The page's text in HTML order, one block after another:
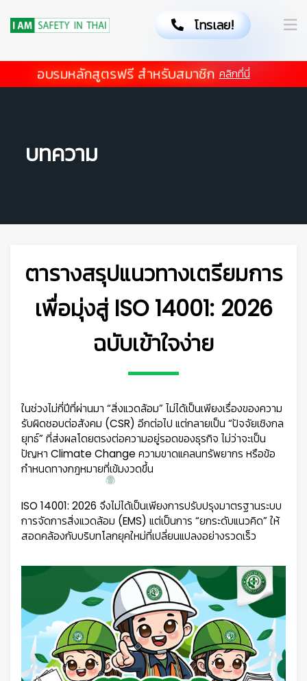
โทรเลย!
อบรมหลักสูตรฟรี สำหรับสมาชิก คลิกที่นี่
บทความ
ตารางสรุปแนวทางเตรียมการ
เพื่อมุ่งสู่ ISO 14001: 2026
ฉบับเข้าใจง่าย
ในช่วงไม่กี่ปีที่ผ่านมา “สิ่งแวดล้อม” ไม่ได้เป็นเพียงเรื่องของความ
รับผิดชอบต่อสังคม (CSR) อีกต่อไป แต่กลายเป็น “ปัจจัยเชิงกล
ยุทธ์” ที่ส่งผลโดยตรงต่อความอยู่รอดของธุรกิจ ไม่ว่าจะเป็น
ปัญหา Climate Change ความขาดแคลนทรัพยากร หรือข้อ
กำหนดทางกฎหมายที่เข้มงวดขึ้น
ISO 14001: 2026 จึงไม่ได้เป็นเพียงการปรับปรุงมาตรฐานระบบ
การจัดการสิ่งแวดล้อม (EMS) แต่เป็นการ “ยกระดับแนวคิด” ให้
สอดคล้องกับบริบทโลกยุคใหม่ที่เปลี่ยนแปลงอย่างรวดเร็ว